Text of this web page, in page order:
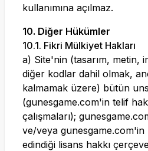
kullanımına açılmaz.
10. Diğer Hükümler
10.1. Fikri Mülkiyet Hakları
a) Site'nin (tasarım, metin,
diğer kodlar dahil olmak,
kalmamak üzere) bütün
(gunesgame.com'in telif
çalışmaları);
ve/veya gunesgame.com'in
edindiği lisans hakkı